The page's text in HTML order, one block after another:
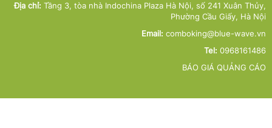
Địa chỉ: Tầng 3, tòa nhà Indochina Plaza Hà Nội, số 241 Xuân Thủy,
Phường Cầu Giấy, Hà Nội
Email: comboking@blue-wave.vn
Tel: 0968161486
BÁO GIÁ QUẢNG CÁO